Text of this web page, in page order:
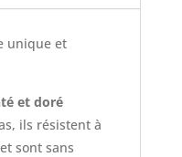
unique et
et doré
ils résistent à
sont sans